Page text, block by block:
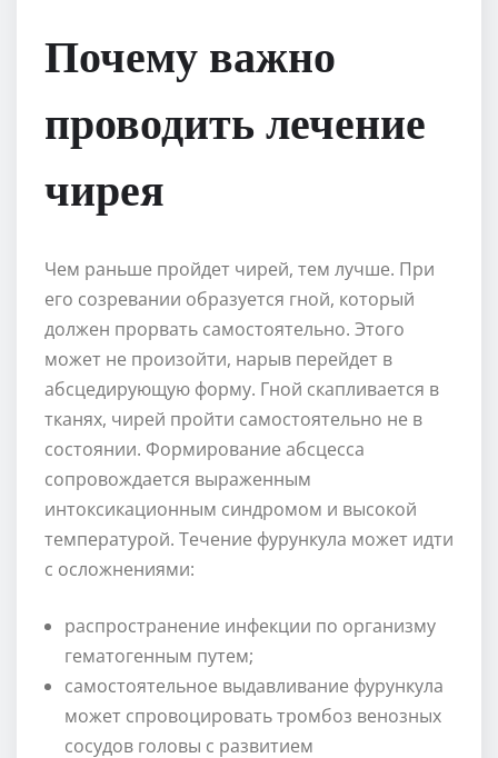
Почему важно
проводить лечение
чирея
Чем раньше пройдет чирей, тем лучше. При
его созревании образуется гной, который
должен прорвать самостоятельно. Этого
может не произойти, нарыв перейдет в
абсцедирующую форму. Гной скапливается в
тканях, чирей пройти самостоятельно не в
состоянии. Формирование абсцесса
сопровождается выраженным
интоксикационным синдромом и высокой
температурой. Течение фурункула может идти
с осложнениями:
распространение инфекции по организму
гематогенным путем;
самостоятельное выдавливание фурункула
может спровоцировать тромбоз венозных
сосудов головы с развитием